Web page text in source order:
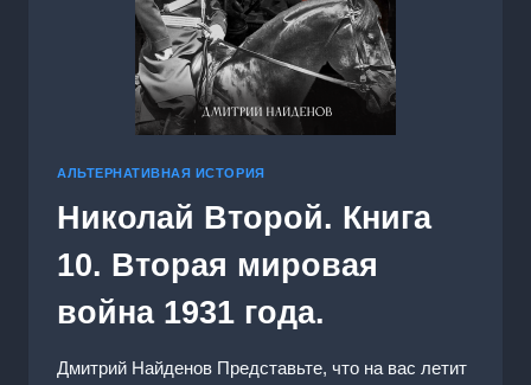
АЛЬТЕРНАТИВНАЯ ИСТОРИЯ
Николай Второй. Книга
10. Вторая мировая
война 1931 года.
Дмитрий Найденов Представьте, что на вас летит